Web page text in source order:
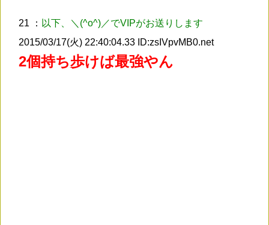
21 ： 以下、＼(^o^)／でVIPがお送りします
2015/03/17(火) 22:40:04.33 ID:zsIVpvMB0.net
2個持ち歩けば最強やん